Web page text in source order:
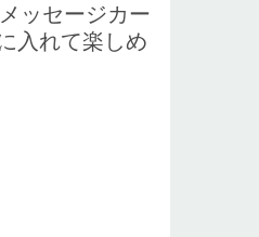
ッセージカー
入れて楽しめ